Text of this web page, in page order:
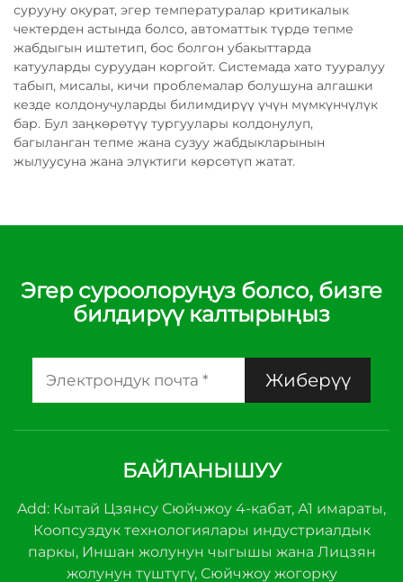
сурууну окурат, эгер температуралар критикалык
чектерден астында болсо, автоматтык түрдө тепме
жабдыгын иштетип, бос болгон убакыттарда
катууларды суруудан коргойт. Системада хато тууралуу
табып, мисалы, кичи проблемалар болушуна алгашки
кезде колдонучуларды билимдирүү үчүн мүмкүнчүлүк
бар. Бул заңкөрөтүү тургуулары колдонулуп,
багыланган тепме жана сузуу жабдыкларынын
жылуусуна жана элүктиги көрсөтүп жатат.
Эгер суроолоруңуз болсо, бизге
билдирүү калтырыңыз
Жиберүү
БАЙЛАНЫШУУ
Add: Кытай Цзянсу Сюйчжоу 4-кабат, А1 имараты,
Коопсуздук технологиялары индустриалдык
паркы, Иншан жолунун чыгышы жана Лицзян
жолунун түштүгү, Сюйчжоу жогорку